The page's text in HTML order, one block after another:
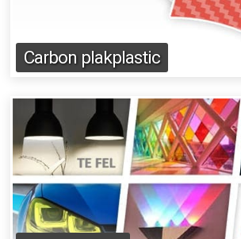
Carbon plakplastic